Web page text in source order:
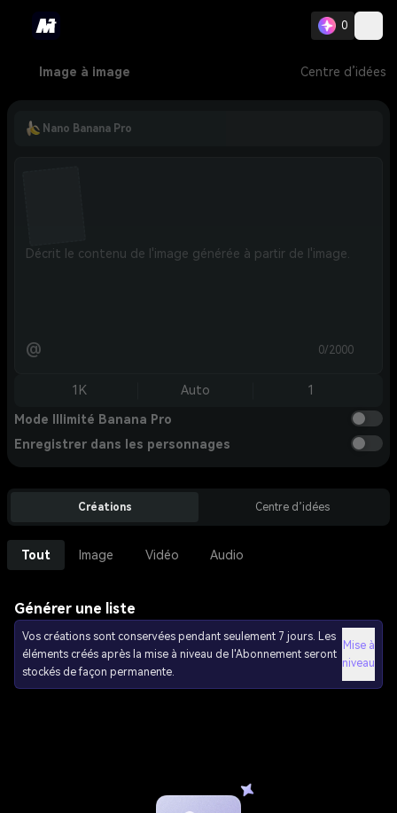
0
Image à image Centre d’idées
Nano Banana Pro
@ 0/2000
1K Auto 1
Mode Illimité Banana Pro
Enregistrer dans les personnages
Créations Centre d’idées
Tout Image Vidéo Audio
Générer une liste
Vos créations sont conservées pendant seulement 7 jours. Les
éléments créés après la mise à niveau de l'Abonnement seront
stockés de façon permanente.
Mise à
niveau